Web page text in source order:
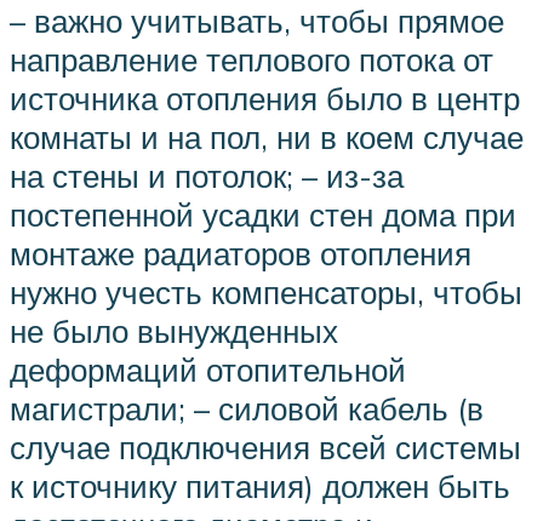
– важно учитывать, чтобы прямое
направление теплового потока от
источника отопления было в центр
комнаты и на пол, ни в коем случае
на стены и потолок; – из-за
постепенной усадки стен дома при
монтаже радиаторов отопления
нужно учесть компенсаторы, чтобы
не было вынужденных
деформаций отопительной
магистрали; – силовой кабель (в
случае подключения всей системы
к источнику питания) должен быть